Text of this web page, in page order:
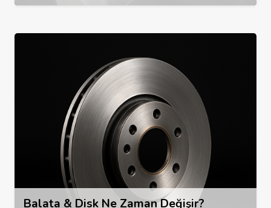
Balata & Disk Ne Zaman Değişir?